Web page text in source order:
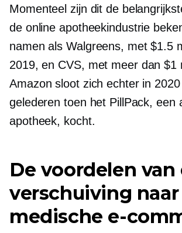
Momenteel zijn dit de
de online apotheekindustrie
namen als Walgreens, met $1.5
2019, en CVS, met meer dan $1
Amazon sloot zich echter in
gelederen toen het PillPack, een
apotheek, kocht.
De voordelen van
verschuiving naar
medische e-